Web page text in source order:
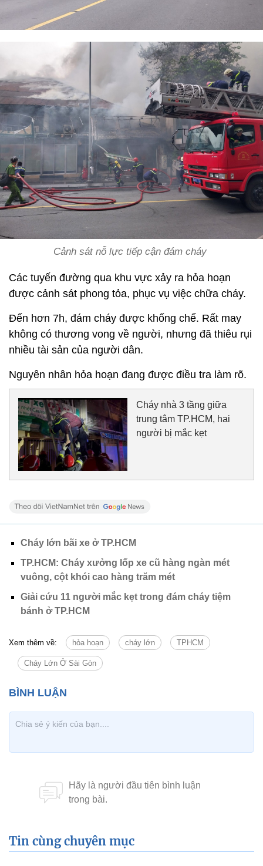
Cảnh sát nỗ lực tiếp cận đám cháy
Các tuyến đường qua khu vực xảy ra hỏa hoạn
được cảnh sát phong tỏa, phục vụ việc chữa cháy.
Đến hơn 7h, đám cháy được khống chế. Rất may
không có thương vong về người, nhưng đã thiêu rụi
nhiều tài sản của người dân.
Nguyên nhân hỏa hoạn đang được điều tra làm rõ.
Cháy nhà 3 tầng giữa
trung tâm TP.HCM, hai
người bị mắc kẹt
Cháy lớn bãi xe ở TP.HCM
TP.HCM: Cháy xưởng lốp xe cũ hàng ngàn mét
vuông, cột khói cao hàng trăm mét
Giải cứu 11 người mắc kẹt trong đám cháy tiệm
bánh ở TP.HCM
Xem thêm về: hỏa hoạn cháy lớn TPHCM
Cháy Lớn Ở Sài Gòn
Tin cùng chuyên mục